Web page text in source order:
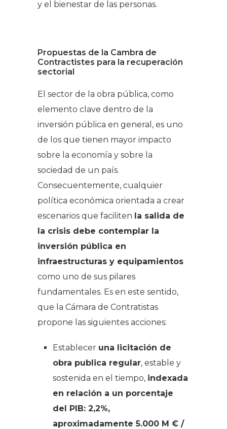
y el bienestar de las personas.
Propuestas de la Cambra de
Contractistes para la recuperación
sectorial
El sector de la obra pública, como
elemento clave dentro de la
inversión pública en general, es uno
de los que tienen mayor impacto
sobre la economía y sobre la
sociedad de un país.
Consecuentemente, cualquier
política económica orientada a crear
escenarios que faciliten la salida de
la crisis debe contemplar la
inversión pública en
infraestructuras y equipamientos
como uno de sus pilares
fundamentales. Es en este sentido,
que la Cámara de Contratistas
propone las siguientes acciones:
Establecer una licitación de
obra publica regular, estable y
sostenida en el tiempo, indexada
en relación a un porcentaje
del PIB: 2,2%,
aproximadamente 5.000 M € /